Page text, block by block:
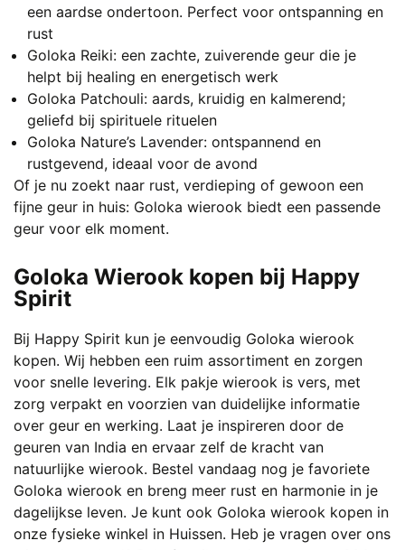
een aardse ondertoon. Perfect voor ontspanning en
rust
Goloka Reiki: een zachte, zuiverende geur die je
helpt bij healing en energetisch werk
Goloka Patchouli: aards, kruidig en kalmerend;
geliefd bij spirituele rituelen
Goloka Nature’s Lavender: ontspannend en
rustgevend, ideaal voor de avond
Of je nu zoekt naar rust, verdieping of gewoon een
fijne geur in huis: Goloka wierook biedt een passende
geur voor elk moment.
Goloka Wierook kopen bij Happy
Spirit
Bij Happy Spirit kun je eenvoudig Goloka wierook
kopen. Wij hebben een ruim assortiment en zorgen
voor snelle levering. Elk pakje wierook is vers, met
zorg verpakt en voorzien van duidelijke informatie
over geur en werking. Laat je inspireren door de
geuren van India en ervaar zelf de kracht van
natuurlijke wierook. Bestel vandaag nog je favoriete
Goloka wierook en breng meer rust en harmonie in je
dagelijkse leven. Je kunt ook Goloka wierook kopen in
onze fysieke winkel in Huissen. Heb je vragen over ons